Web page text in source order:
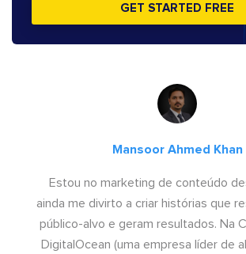
GET STARTED FREE
Mansoor Ahmed Khan
Estou no marketing de conteúdo
ainda me divirto a criar histórias que
público-alvo e geram resultados. Na
DigitalOcean (uma empresa líder de